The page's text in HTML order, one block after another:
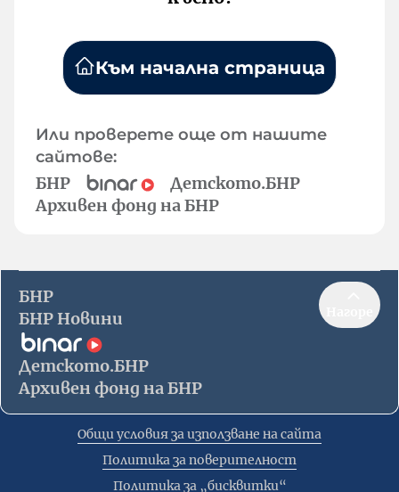
Към начална страница
Или проверете още от нашите
сайтове:
БНР
Детското.БНР
Архивен фонд на БНР
БНР
БНР Новини
Детското.БНР
Архивен фонд на БНР
Общи условия за използване на сайта
Политика за поверителност
Политика за „бисквитки“